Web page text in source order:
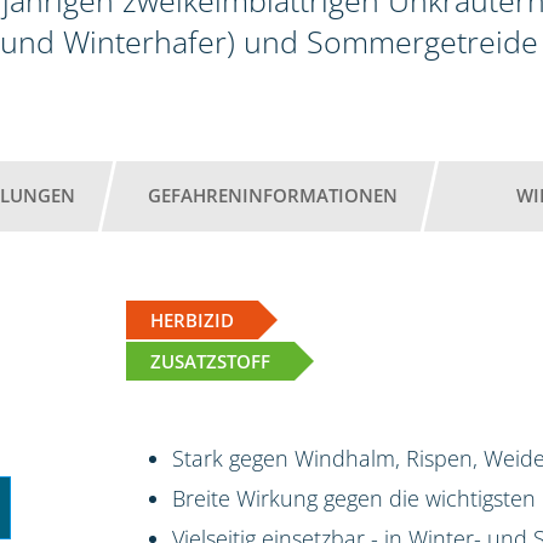
Winterhafer) und
GEFAHRENINFORMATIONEN
HERBIZID
ZUSATZSTOFF
Stark gegen Windhalm, Rispen,
Breite Wirkung gegen die